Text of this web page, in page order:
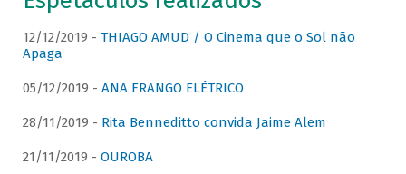
12/12/2019 - THIAGO AMUD / O Cinema que o Sol não
Apaga
05/12/2019 - ANA FRANGO ELÉTRICO
28/11/2019 - Rita Benneditto convida Jaime Alem
21/11/2019 - OUROBA